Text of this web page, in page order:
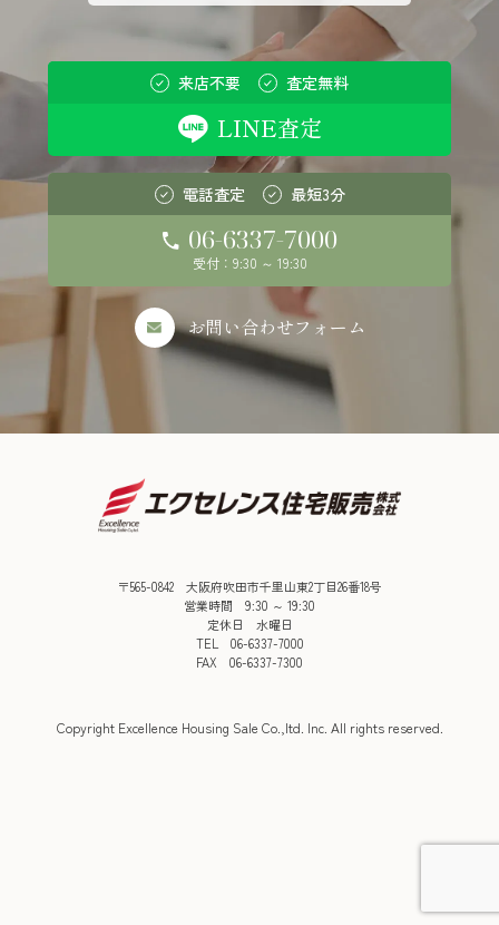
来店不要 査定無料
LINE査定
電話査定 最短3分
06-6337-7000
受付：9:30 ～ 19:30
お問い合わせフォーム
〒565-0842 大阪府吹田市千里山東2丁目26番18号
営業時間 9:30 ～ 19:30
定休日 水曜日
TEL 06-6337-7000
FAX 06-6337-7300
Copyright Excellence Housing Sale Co.,ltd. Inc. All rights reserved.